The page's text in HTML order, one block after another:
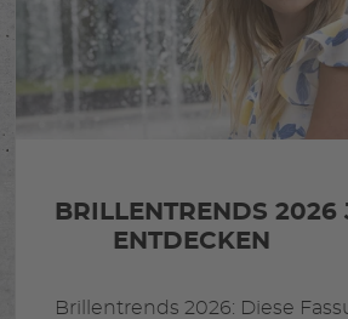
BRILLENTRENDS 2026
ENTDECKEN
Brillentrends 2026: Diese